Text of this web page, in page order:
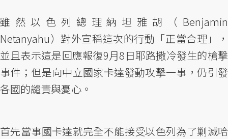
雖然以色列總理納坦雅胡（Benjamin
Netanyahu）對外宣稱這次的行動「正當合理」，
並且表示這是回應報復9月8日耶路撒冷發生的槍擊
事件；但是向中立國家卡達發動攻擊一事，仍引發
各國的譴責與憂心。
首先當事國卡達就完全不能接受以色列為了剿滅哈